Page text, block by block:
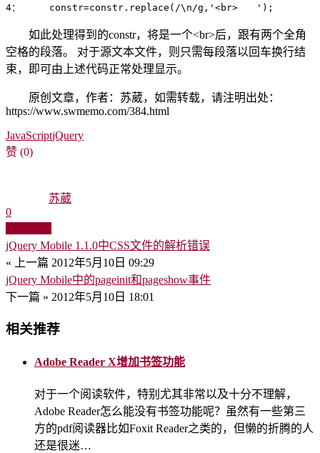
4：     constr=constr.replace(/\n/g,'<br>　　');
如此处理得到的constr，将是一个<br>后，跟有两个全角
空格的段落。 对于源文本文件，则只需每段落以回车换行结
束，即可由上述代码正常处理显示。
原创文章，作者：苏葳，如需转载，请注明出处：
https://www.swmemo.com/384.html
JavaScriptjQuery
赞 (0)
苏葳
0
jQuery Mobile 1.1.0中CSS文件的解析错误
« 上一篇 2012年5月10日 09:29
jQuery Mobile中的pageinit和pageshow事件
下一篇 » 2012年5月10日 18:01
相关推荐
Adobe Reader X增加书签功能
对于一个阅读软件，特别尤其非常以及十分不理解，
Adobe Reader怎么能没有书签功能呢？虽然有一些第三
方的pdf阅读器比如Foxit Reader之类的，但懒的折腾的人
还是很迷…